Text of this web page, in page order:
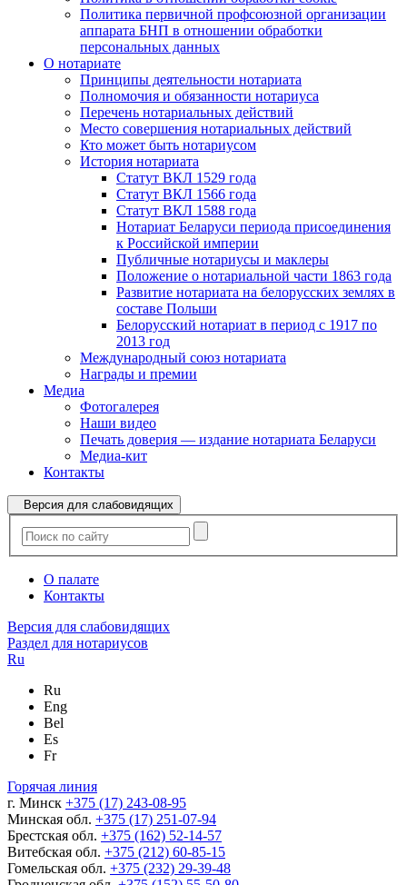
Политика первичной профсоюзной организации
аппарата БНП в отношении обработки
персональных данных
О нотариате
Принципы деятельности нотариата
Полномочия и обязанности нотариуса
Перечень нотариальных действий
Место совершения нотариальных действий
Кто может быть нотариусом
История нотариата
Статут ВКЛ 1529 года
Статут ВКЛ 1566 года
Статут ВКЛ 1588 года
Нотариат Беларуси периода присоединения
к Российской империи
Публичные нотариусы и маклеры
Положение о нотариальной части 1863 года
Развитие нотариата на белорусских землях в
составе Польши
Белорусский нотариат в период с 1917 по
2013 год
Международный союз нотариата
Награды и премии
Медиа
Фотогалерея
Наши видео
Печать доверия — издание нотариата Беларуси
Медиа-кит
Контакты
Версия для слабовидящих
О палате
Контакты
Версия для слабовидящих
Раздел для нотариусов
Ru
Ru
Eng
Bel
Es
Fr
Горячая линия
г. Минск +375 (17) 243-08-95
Минская обл. +375 (17) 251-07-94
Брестская обл. +375 (162) 52-14-57
Витебская обл. +375 (212) 60-85-15
Гомельская обл. +375 (232) 29-39-48